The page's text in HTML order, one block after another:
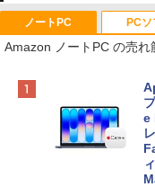
ノートPC
Amazon ノートPC の売れ
e
PCソ